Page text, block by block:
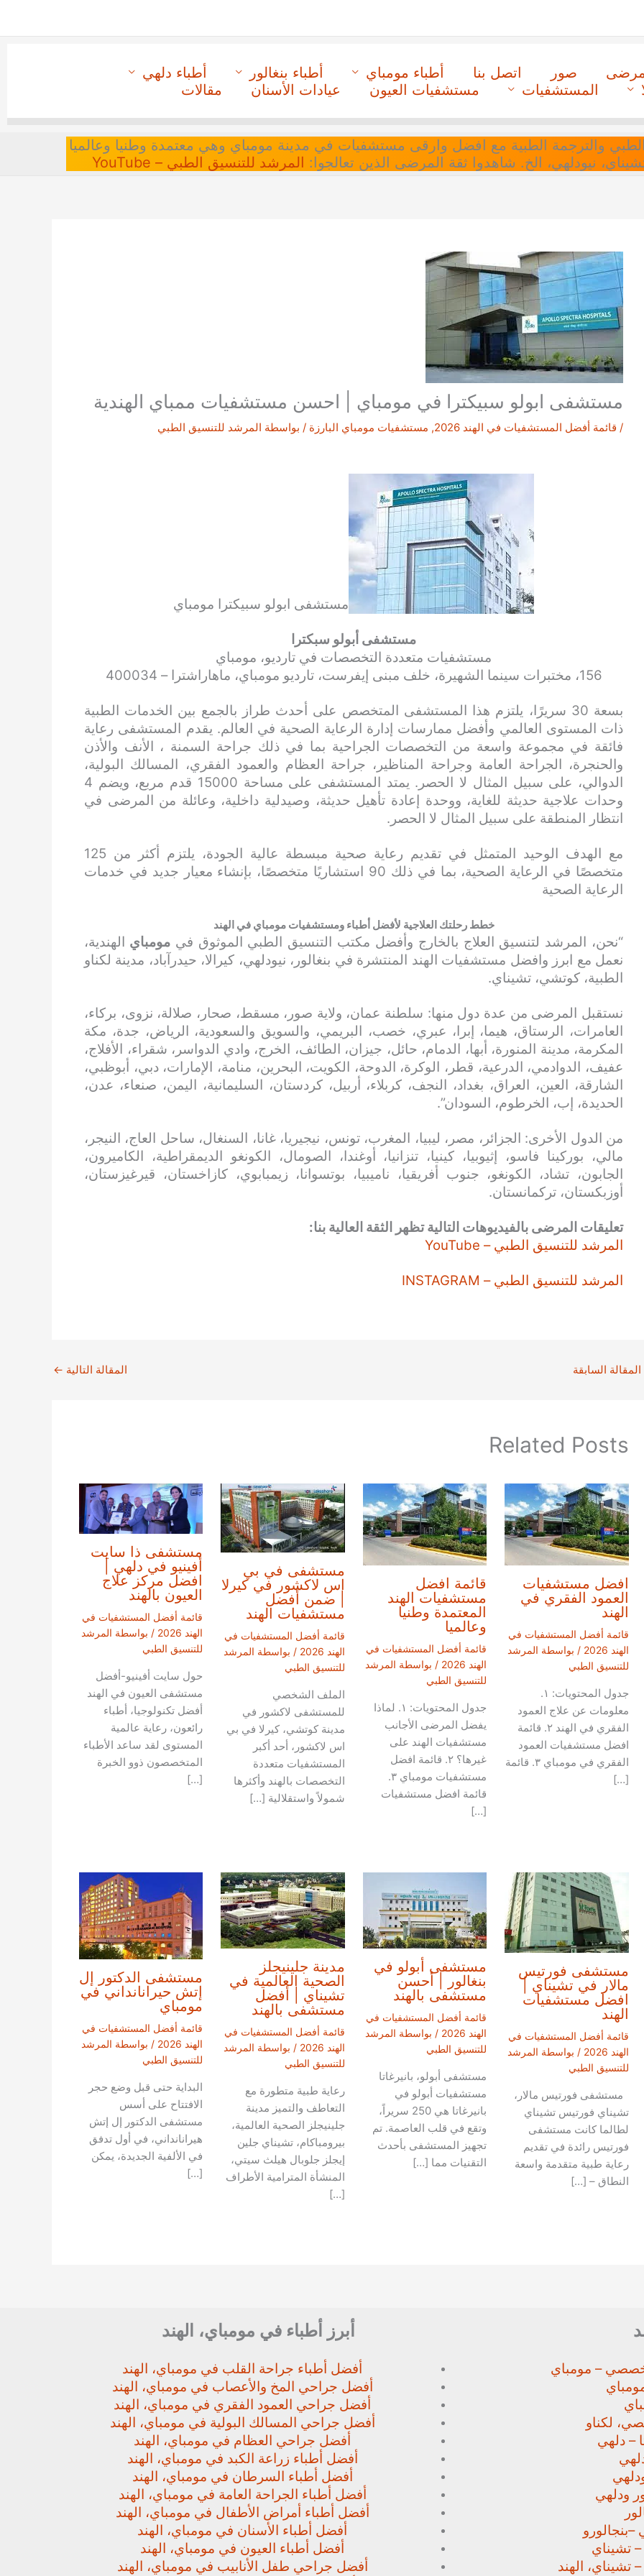
صور اتصل بنا أطباء مومباي أطباء بنغالور
أطباء دلهي
المستشفيات مستشفيات العيون عيادات الأسنان مقالات
الطبي والترجمة الطبية مع افضل وارقى مستشفيات في مدينة مومباي وهي معتمدة وطنيا وعالميا
تشيناي، نيودلهي، الخ. شاهدوا ثقة المرضى الذين تعالجوا: المرشد للتنسيق الطبي – YouTube
مستشفى ابولو سبيكترا في مومباي | احسن مستشفيات ممباي الهندية
/ قائمة أفضل المستشفيات في الهند 2026 , مستشفيات مومباي البارزة / بواسطة المرشد للتنسيق الطبي
مستشفى ابولو سبيكترا مومباي
مستشفى أبولو سبكترا
مستشفيات متعددة التخصصات في تارديو، مومباي
156، مختبرات سينما الشهيرة، خلف مبنى إيفرست، تارديو مومباي، ماهاراشترا – 400034
بسعة 30 سريرًا، يلتزم هذا المستشفى المتخصص على أحدث طراز بالجمع بين الخدمات الطبية
ذات المستوى العالمي وأفضل ممارسات إدارة الرعاية الصحية في العالم. يقدم المستشفى رعاية
فائقة في مجموعة واسعة من التخصصات الجراحية بما في ذلك جراحة السمنة ، الأنف والأذن
والحنجرة، الجراحة العامة وجراحة المناظير، جراحة العظام والعمود الفقري، المسالك البولية،
الدوالي، على سبيل المثال لا الحصر. يمتد المستشفى على مساحة 15000 قدم مربع، ويضم 4
وحدات علاجية حديثة للغاية، ووحدة إعادة تأهيل حديثة، وصيدلية داخلية، وعائلة من المرضى في
انتظار المنطقة على سبيل المثال لا الحصر.
مع الهدف الوحيد المتمثل في تقديم رعاية صحية مبسطة عالية الجودة، يلتزم أكثر من 125
متخصصًا في الرعاية الصحية، بما في ذلك 90 استشاريًا متخصصًا، بإنشاء معيار جديد في خدمات
الرعاية الصحية
خطط رحلتك العلاجية لأفضل أطباء ومستشفيات مومباي في الهند
“نحن، المرشد لتنسيق العلاج بالخارج وأفضل مكتب التنسيق الطبي الموثوق في مومباي الهندية،
نعمل مع ابرز وافضل مستشفيات الهند المنتشرة في بنغالور، نيودلهي، كيرالا، حيدرآباد، مدينة لكناو
الطبية، كوتشي، تشيناي.
نستقبل المرضى من عدة دول منها: سلطنة عمان، ولاية صور، مسقط، صحار، صلالة، نزوى، بركاء،
العامرات، الرستاق، هيما، إبرا، عبري، خصب، البريمي، والسويق والسعودية، الرياض، جدة، مكة
المكرمة، مدينة المنورة، أبها، الدمام، حائل، جيزان، الطائف، الخرج، وادي الدواسر، شقراء، الأفلاج،
عفيف، الدوادمي، الدرعية، قطر، الوكرة، الدوحة، الكويت، البحرين، منامة، الإمارات، دبي، أبوظبي،
الشارقة، العين، العراق، بغداد، النجف، كربلاء، أربيل، كردستان، السليمانية، اليمن، صنعاء، عدن،
الحديدة، إب، الخرطوم، السودان”.
من الدول الأخرى: الجزائر، مصر، ليبيا، المغرب، تونس، نيجيريا، غانا، السنغال، ساحل العاج، النيجر،
مالي، بوركينا فاسو، إثيوبيا، كينيا، تنزانيا، أوغندا، الصومال، الكونغو الديمقراطية، الكاميرون،
الجابون، تشاد، الكونغو، جنوب أفريقيا، ناميبيا، بوتسوانا، زيمبابوي، كازاخستان، قيرغيزستان،
أوزبكستان، تركمانستان.
تعليقات المرضى بالفيديوهات التالية تظهر الثقة العالية بنا:
المرشد للتنسيق الطبي – YouTube
المرشد للتنسيق الطبي – INSTAGRAM
المقالة السابقة المقالة التالية ←
Related Posts
افضل مستشفيات
العمود الفقري في
الهند
قائمة أفضل المستشفيات في
الهند 2026
/ بواسطة المرشد
للتنسيق الطبي
جدول المحتويات: ١.
معلومات عن علاج العمود
الفقري في الهند ٢. قائمة
افضل مستشفيات العمود
الفقري في مومباي ٣. قائمة
[…]
قائمة افضل
مستشفيات الهند
المعتمدة وطنيا
وعالميا
قائمة أفضل المستشفيات في
الهند 2026
/ بواسطة المرشد
للتنسيق الطبي
جدول المحتويات: ١. لماذا
يفضل المرضى الأجانب
مستشفيات الهند على
غيرها؟ ٢. قائمة افضل
مستشفيات مومباي ٣.
قائمة افضل مستشفيات
[…]
مستشفى في بي
اس لاكشور في كيرلا
| ضمن أفضل
مستشفيات الهند
قائمة أفضل المستشفيات في
الهند 2026
/ بواسطة المرشد
للتنسيق الطبي
الملف الشخصي
للمستشفى لاكشور في
مدينة كوتشي، كيرلا في بي
اس لاكشور، أحد أكبر
المستشفيات متعددة
التخصصات بالهند وأكثرها
شمولاً واستقلالية […]
مستشفى ذا سايت
أفينيو في دلهي |
افضل مركز علاج
العيون بالهند
قائمة أفضل المستشفيات في
الهند 2026
/ بواسطة المرشد
للتنسيق الطبي
حول سايت أفينيو-أفضل
مستشفى العيون في الهند
أفضل تكنولوجيا، أطباء
رائعون، رعاية عالمية
المستوى لقد ساعد الأطباء
المتخصصون ذوو الخبرة
[…]
مستشفى فورتيس
مالار في تشيناي |
افضل مستشفيات
الهند
قائمة أفضل المستشفيات في
الهند 2026
/ بواسطة المرشد
للتنسيق الطبي
مستشفى فورتيس مالار،
تشيناي فورتيس تشيناي
لطالما كانت مستشفى
فورتيس رائدة في تقديم
رعاية طبية متقدمة واسعة
النطاق – […]
مستشفى أبولو في
بنغالور | أحسن
مستشفى بالهند
قائمة أفضل المستشفيات في
الهند 2026
/ بواسطة المرشد
للتنسيق الطبي
مستشفى أبولو، بانيرغاتا
مستشفيات أبولو في
بانيرغاتا هي 250 سريراً،
وتقع في قلب العاصمة. تم
تجهيز المستشفى بأحدث
التقنيات مما […]
مدينة جلينيجلز
الصحية العالمية في
تشيناي | أفضل
مستشفى بالهند
قائمة أفضل المستشفيات في
الهند 2026
/ بواسطة المرشد
للتنسيق الطبي
رعاية طبية متطورة مع
التعاطف والتميز مدينة
جلينيجلز الصحية العالمية،
بيرومباكام، تشيناي جلين
إيجلز جلوبال هيلث سيتي،
المنشأة المترامية الأطراف
[…]
مستشفى الدكتور إل
إتش حيرانانداني في
مومباي
قائمة أفضل المستشفيات في
الهند 2026
/ بواسطة المرشد
للتنسيق الطبي
البداية حتى قبل وضع حجر
الافتتاح على أسس
مستشفى الدكتور إل إتش
هيرانانداني، في أول تدفق
في الألفية الجديدة، يمكن
[…]
– مومباي
لكناو
– دلهي
ودلهي
–بنجالورو
– تشيناي
تشيناي، الهند
أبرز أطباء في مومباي، الهند
أفضل أطباء جراحة القلب في مومباي، الهند
أفضل جراحي المخ والأعصاب في مومباي، الهند
أفضل جراحي العمود الفقري في مومباي، الهند
أفضل جراحي المسالك البولية في مومباي، الهند
أفضل جراحي العظام في مومباي، الهند
أفضل أطباء زراعة الكبد في مومباي، الهند
أفضل أطباء السرطان في مومباي، الهند
أفضل أطباء الجراحة العامة في مومباي، الهند
أفضل أطباء أمراض الأطفال في مومباي، الهند
أفضل أطباء الأسنان في مومباي، الهند
أفضل أطباء العيون في مومباي، الهند
أفضل جراحي طفل الأنابيب في مومباي، الهند